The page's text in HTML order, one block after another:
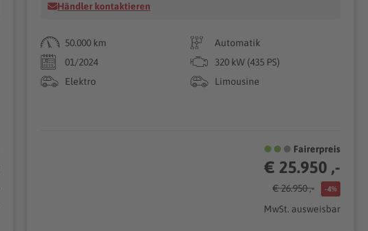
Händler kontaktieren
50.000 km
Automatik
01/2024
320 kW (435 PS)
Elektro
Limousine
Fairerpreis
€ 25.950 ,-
€ 26.950 ,- -4%
MwSt. ausweisbar